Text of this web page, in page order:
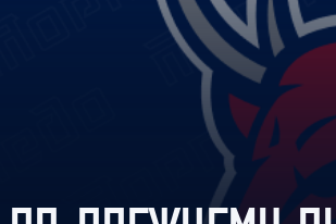
Амур
Барыс
Салават
Сибирь